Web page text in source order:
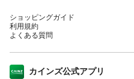
ショッピングガイド
利用規約
よくある質問
カインズ公式アプリ